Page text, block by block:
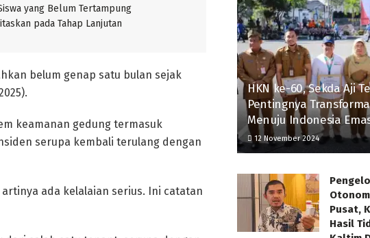
yang Belum Tertampung
pada Tahap Lanjutan
belum genap satu bulan sejak
keamanan gedung termasuk
serupa kembali terulang dengan
ada kelalaian serius. Ini catatan
HKN ke-60, Sekda Aji
Pentingnya
Menuju Indonesia
12 November 2024
Pusat,
Hasil